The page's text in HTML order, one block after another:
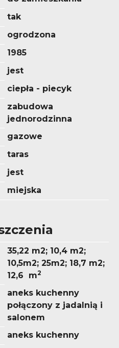
tak
ogrodzona
1985
jest
ciepła - piecyk
zabudowa
jednorodzinna
gazowe
taras
jest
miejska
35,22 m2; 10,4 m2;
10,5m2; 25m2; 18,7 m2;
12,6 m2
aneks kuchenny
połączony z jadalnią i
salonem
aneks kuchenny